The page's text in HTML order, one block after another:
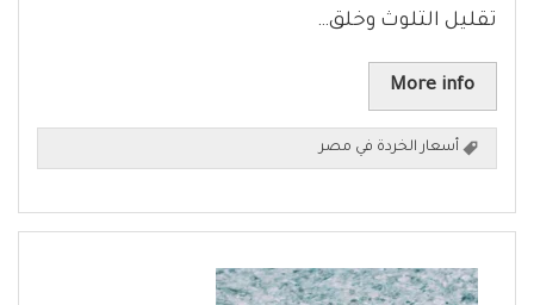
تقليل التلوث وخلق…
More info
أسعار الخردة في مصر